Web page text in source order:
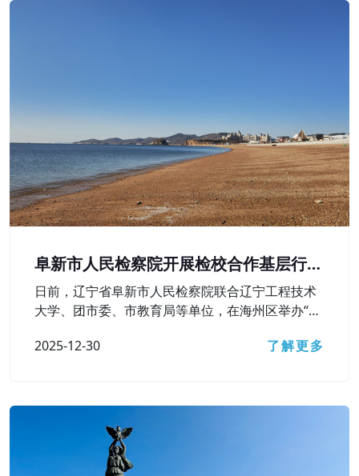
阜新市人民检察院开展检校合作基层行活
动
日前，辽宁省阜新市人民检察院联合辽宁工程技术
大学、团市委、市教育局等单位，在海州区举办“弘
动，深入学习贯彻习近平法治思想，检校合作向基
2025-12-30 了解更多